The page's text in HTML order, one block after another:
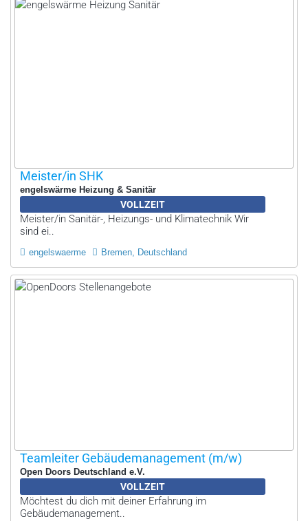
Meister/in SHK
engelswärme Heizung & Sanitär
VOLLZEIT
Meister/in Sanitär-, Heizungs- und Klimatechnik Wir
sind ei..
engelswaerme Bremen, Deutschland
Teamleiter Gebäudemanagement (m/w)
Open Doors Deutschland e.V.
VOLLZEIT
Möchtest du dich mit deiner Erfahrung im
Gebäudemanagement..